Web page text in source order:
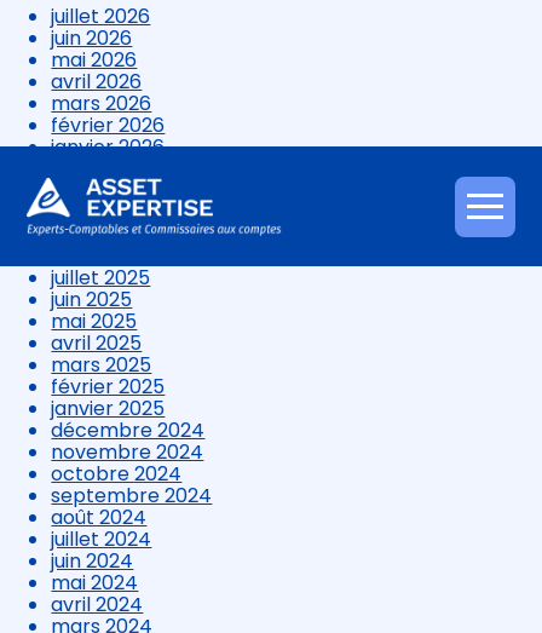
Aller
au
juillet 2026
juin 2026
mai 2026
avril 2026
mars 2026
février 2026
janvier 2026
novembre 2025
octobre 2025
septembre 2025
juillet 2025
juin 2025
mai 2025
avril 2025
mars 2025
février 2025
janvier 2025
décembre 2024
novembre 2024
octobre 2024
septembre 2024
août 2024
juillet 2024
juin 2024
mai 2024
avril 2024
mars 2024